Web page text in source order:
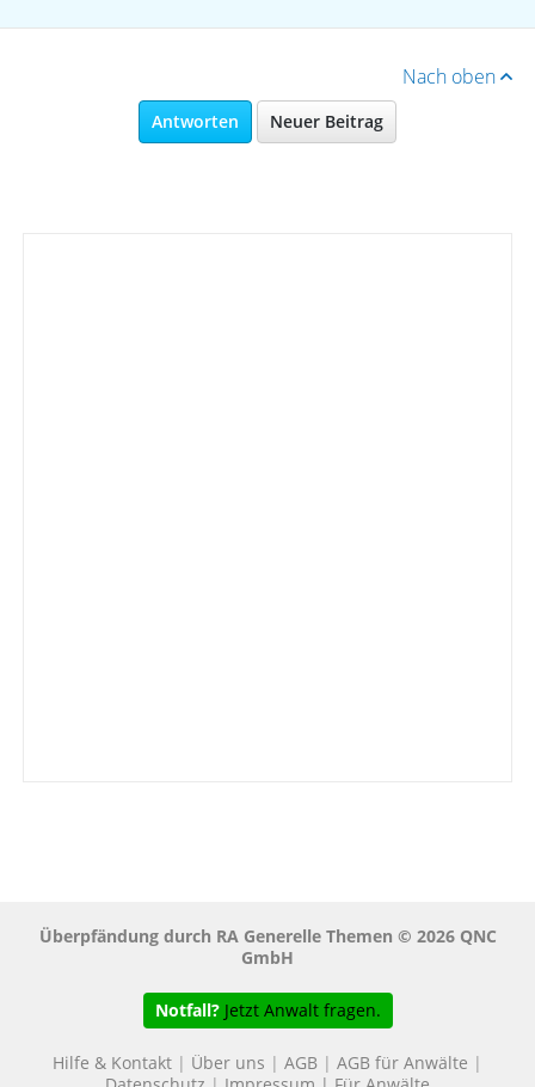
Nach oben
Antworten Neuer Beitrag
Überpfändung durch RA Generelle Themen © 2026 QNC
GmbH
Notfall? Jetzt Anwalt fragen.
Hilfe & Kontakt | Über uns | AGB | AGB für Anwälte |